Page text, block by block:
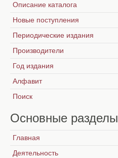
Описание каталога
Новые поступления
Периодические издания
Производители
Год издания
Алфавит
Поиск
Основные разделы
Главная
Деятельность